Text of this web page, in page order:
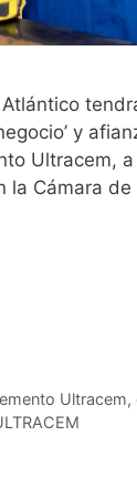
y
Ultracem,
Cámara de
Ultracem,